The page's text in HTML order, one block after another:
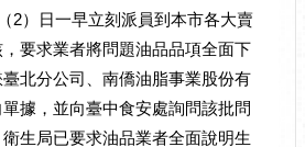
）日一早立刻派員到本市各大賣
要求業者將問題油品品項全面下
北分公司、南僑油脂事業股份有
據，並向臺中食安處詢問該批問
生局已要求油品業者全面說明生